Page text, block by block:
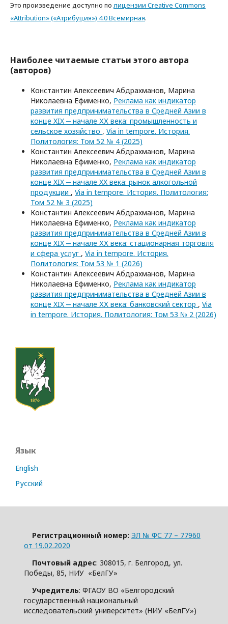
Это произведение доступно по лицензии Creative Commons
«Attribution» («Атрибуция») 4.0 Всемирная.
Наиболее читаемые статьи этого автора
(авторов)
Константин Алексеевич Абдрахманов, Марина
Николаевна Ефименко, Реклама как индикатор
развития предпринимательства в Средней Азии в
конце XIX ‒ начале ХХ века: промышленность и
сельское хозяйство , Via in tempore. История.
Политология: Том 52 № 4 (2025)
Константин Алексеевич Абдрахманов, Марина
Николаевна Ефименко, Реклама как индикатор
развития предпринимательства в Средней Азии в
конце XIX ‒ начале XX века: рынок алкогольной
продукции , Via in tempore. История. Политология:
Том 52 № 3 (2025)
Константин Алексеевич Абдрахманов, Марина
Николаевна Ефименко, Реклама как индикатор
развития предпринимательства в Средней Азии в
конце XIX ‒ начале ХХ века: стационарная торговля
и сфера услуг , Via in tempore. История.
Политология: Том 53 № 1 (2026)
Константин Алексеевич Абдрахманов, Марина
Николаевна Ефименко, Реклама как индикатор
развития предпринимательства в Средней Азии в
конце XIX ‒ начале ХХ века: банковский сектор , Via
in tempore. История. Политология: Том 53 № 2 (2026)
Язык
English
Русский
Регистрационный номер: ЭЛ № ФС 77 – 77960
от 19.02.2020
Почтовый адрес: 308015, г. Белгород, ул.
Победы, 85, НИУ «БелГУ»
Учредитель: ФГАОУ ВО «Белгородский
государственный национальный
исследовательский университет» (НИУ «БелГУ»)